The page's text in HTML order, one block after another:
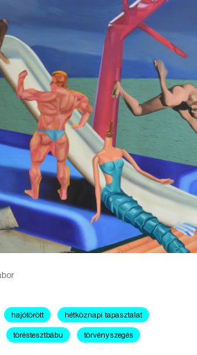
hajótörött hétköznapi tapasztalat
töréstesztbábu törvényszegés